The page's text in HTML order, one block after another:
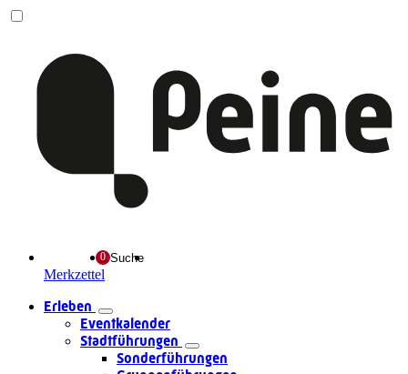
Merkzettel
Suche
Erleben
Eventkalender
Stadtführungen
Sonderführungen